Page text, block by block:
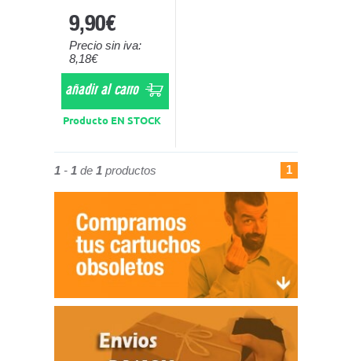
Producto EN STOCK
9,90€
Precio sin iva:
8,18€
añadir al carro
1 - 1 de 1 productos 1